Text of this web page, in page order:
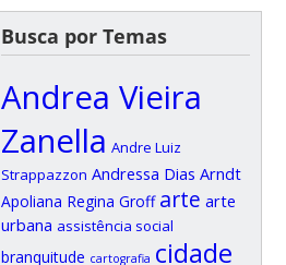
Busca por Temas
Andrea Vieira
Zanella Andre Luiz
Strappazzon Andressa Dias Arndt
Apoliana Regina Groff arte arte
urbana assistência social
branquitude cartografia cidade